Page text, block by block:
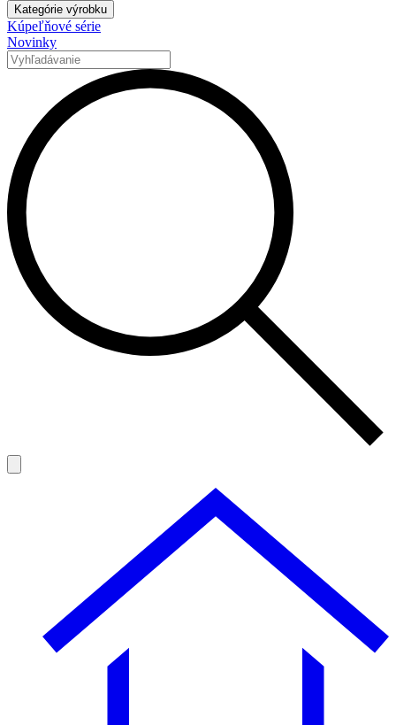
Kategórie výrobku
Kúpeľňové série
Novinky